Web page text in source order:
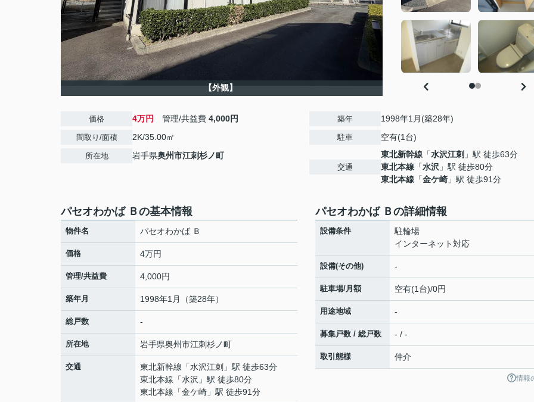
【外観】
価格 4万円 管理/共益費 4,000円
間取り/面積 2K/35.00㎡
所在地 岩手県奥州市江刺杉ノ町
築年 1998年1月(築28年)
駐車 空有(1台)
交通
東北新幹線 「水沢江刺 」駅 徒歩63分
東北本線 「水沢 」駅 徒歩80分
東北本線 「金ケ崎 」駅 徒歩91分
パセオわかば Ｂの基本情報
物件名 パセオわかば Ｂ
価格 4万円
管理/共益費 4,000円
築年月 1998年1月（築28年）
総戸数 -
所在地 岩手県奥州市江刺杉ノ町
交通 東北新幹線 「水沢江刺 」駅 徒歩63分
東北本線 「水沢 」駅 徒歩80分
東北本線 「金ケ崎 」駅 徒歩91分
パセオわかば Ｂの詳細情報
設備条件
駐輪場
インターネット対応
設備(その他) -
駐車場/月額 空有(1台)/0円
用途地域 -
募集戸数 / 総戸数 - / -
取引態様 仲介
情報